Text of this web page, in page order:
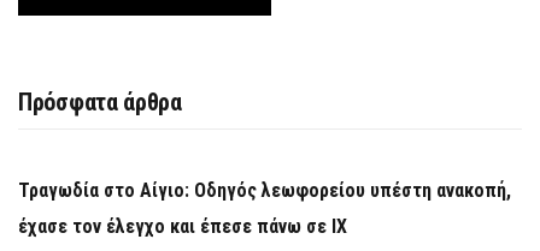
Πρόσφατα άρθρα
Τραγωδία στο Αίγιο: Οδηγός λεωφορείου υπέστη ανακοπή,
έχασε τον έλεγχο και έπεσε πάνω σε ΙΧ